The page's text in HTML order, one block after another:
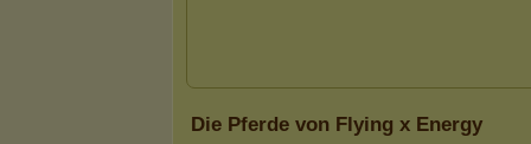
Die Pferde von Flying x Energy